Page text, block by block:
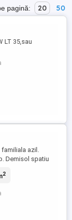
pagină: 20 50
LT 35,sau
familiala azil.
Demisol spatiu
cu sala de
cu bai
camere
...
2